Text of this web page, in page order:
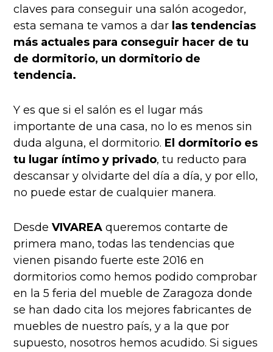
claves para conseguir una salón acogedor,
esta semana te vamos a dar las tendencias
más actuales para conseguir hacer de tu
de dormitorio, un dormitorio de
tendencia.
Y es que si el salón es el lugar más
importante de una casa, no lo es menos sin
duda alguna, el dormitorio. El dormitorio es
tu lugar íntimo y privado, tu reducto para
descansar y olvidarte del día a día, y por ello,
no puede estar de cualquier manera.
DesdeVIVAREA queremos contarte de
primera mano, todas las tendencias que
vienen pisando fuerte este 2016 en
dormitorios como hemos podido comprobar
en la 5 feria del mueble de Zaragoza donde
se han dado cita los mejores fabricantes de
muebles de nuestro país, y a la que por
supuesto, nosotros hemos acudido. Si sigues